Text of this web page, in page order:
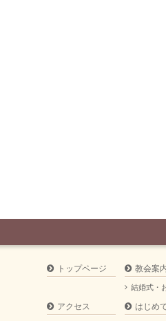
トップページ 教会案
結婚式・
アクセス はじめ